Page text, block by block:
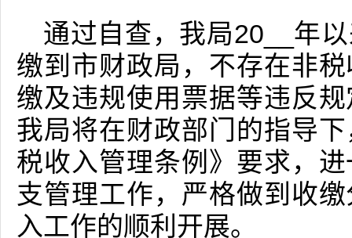
通过自查，我局20__年
缴到市财政局，不存在非
缴及违规使用票据等违反
我局将在财政部门的指导
税收入管理条例》要求，
支管理工作，严格做到收
入工作的顺利开展。